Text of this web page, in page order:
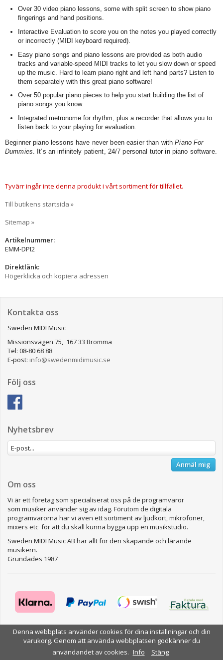
Over 30 video piano lessons, some with split screen to show piano
fingerings and hand positions.
Interactive Evaluation to score you on the notes you played correctly
or incorrectly (MIDI keyboard required).
Easy piano songs and piano lessons are provided as both audio
tracks and variable-speed MIDI tracks to let you slow down or speed
up the music. Hard to learn piano right and left hand parts? Listen to
them separately with this great piano software!
Over 50 popular piano pieces to help you start building the list of
piano songs you know.
Integrated metronome for rhythm, plus a recorder that allows you to
listen back to your playing for evaluation.
Beginner piano lessons have never been easier than withPiano For
Dummies. It’s an infinitely patient, 24/7 personal tutor in piano software.
Tyvärr ingår inte denna produkt i vårt sortiment för tillfället.
Till butikens startsida »
Sitemap »
Artikelnummer:
EMM-DPI2
Direktlänk:
Högerklicka och kopiera adressen
Kontakta oss
Sweden MIDI Music
Missionsvägen 75, 167 33 Bromma
Tel: 08-80 68 88
E-post: info@swedenmidimusic.se
Följ oss
Nyhetsbrev
Anmäl mig
Om oss
Vi är ett företag som specialiserat oss på de programvaror
som musiker använder sig av idag. Förutom de digitala
programvarorna har vi även ett sortiment av ljudkort, mikrofoner,
mixers etc för att du skall kunna bygga upp en musikstudio.
Sweden MIDI Music AB har allt för den skapande och lärande
musikern.
Grundades 1987
Drift & produktion:Wikinggruppen
Denna webbplats använder cookies för dina inställningar och din
varukorg. Genom att använda webbplatsen godkänner du
användandet av cookies. Info Stäng